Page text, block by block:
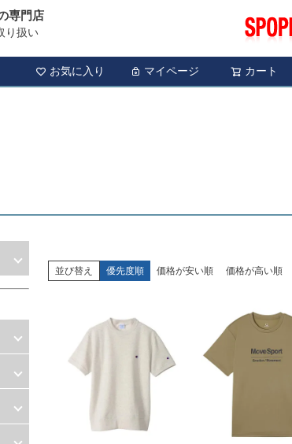
専門店
り扱い
お気に入り マイページ カート
並び替え 優先度順 価格が安い順 価格が高い順